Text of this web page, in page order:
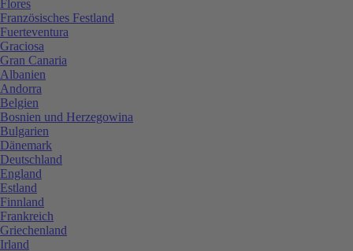
Flores
Französisches Festland
Fuerteventura
Graciosa
Gran Canaria
Albanien
Andorra
Belgien
Bosnien und Herzegowina
Bulgarien
Dänemark
Deutschland
England
Estland
Finnland
Frankreich
Griechenland
Irland